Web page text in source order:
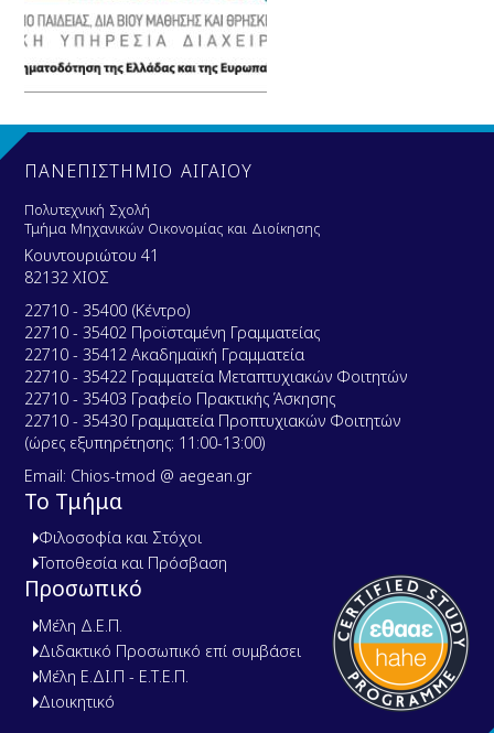
ΠΑΝΕΠΙΣΤΗΜΙΟ ΑΙΓΑΙΟΥ
Πολυτεχνική Σχολή
Τμήμα Μηχανικών Οικονομίας και Διοίκησης
Κουντουριώτου 41
82132 ΧΙΟΣ
22710 - 35400 (Κέντρο)
22710 - 35402 Προϊσταμένη Γραμματείας
22710 - 35412 Ακαδημαϊκή Γραμματεία
22710 - 35422 Γραμματεία Μεταπτυχιακών Φοιτητών
22710 - 35403 Γραφείο Πρακτικής Άσκησης
22710 - 35430 Γραμματεία Προπτυχιακών Φοιτητών
(ώρες εξυπηρέτησης: 11:00-13:00)
Email: Chios-tmod @ aegean.gr
Το Τμήμα
Φιλοσοφία και Στόχοι
Τοποθεσία και Πρόσβαση
Προσωπικό
Μέλη Δ.Ε.Π.
Διδακτικό Προσωπικό επί συμβάσει
Μέλη Ε.ΔΙ.Π - Ε.Τ.Ε.Π.
Διοικητικό